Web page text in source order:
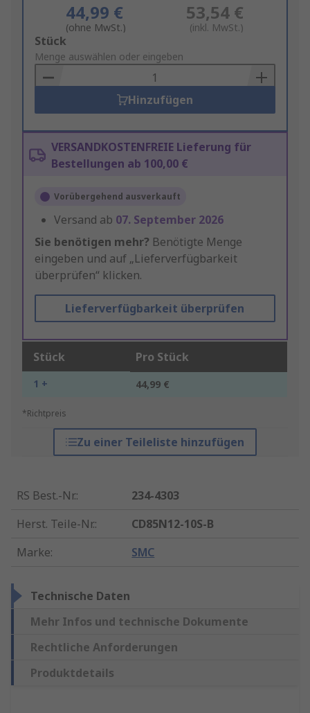
44,99 €
(ohne MwSt.)
53,54 €
(inkl. MwSt.)
Add
to
Basket
Stück
Menge auswählen oder eingeben
Hinzufügen
VERSANDKOSTENFREIE Lieferung für
Bestellungen ab 100,00 €
Vorübergehend ausverkauft
Versand ab 07. September 2026
Sie benötigen mehr? Benötigte Menge
eingeben und auf „Lieferverfügbarkeit
überprüfen“ klicken.
Lieferverfügbarkeit überprüfen
Stück Pro Stück
1 + 44,99 €
*Richtpreis
Zu einer Teileliste hinzufügen
RS Best.-Nr.:
234-4303
Herst. Teile-Nr.:
CD85N12-10S-B
Marke: SMC
Technische Daten
Mehr Infos und technische Dokumente
Rechtliche Anforderungen
Produktdetails